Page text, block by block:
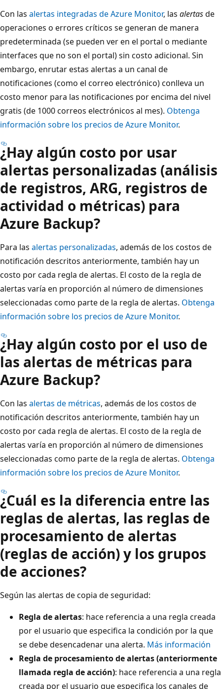
Con las alertas integradas de Azure Monitor, las alertasde
operaciones o errores críticos se generan de manera
predeterminada (se pueden ver en el portal o mediante
interfaces que no son el portal) sin costo adicional. Sin
embargo, enrutar estas alertas a un canal de
notificaciones (como el correo electrónico) conlleva un
costo menor para las notificaciones por encima del nivel
gratis (de 1000 correos electrónicos al mes). Obtenga
información sobre los precios de Azure Monitor.
¿Hay algún costo por usar
alertas personalizadas (análisis
de registros, ARG, registros de
actividad o métricas) para
Azure Backup?
Para las alertas personalizadas, además de los costos de
notificación descritos anteriormente, también hay un
costo por cada regla de alertas. El costo de la regla de
alertas varía en proporción al número de dimensiones
seleccionadas como parte de la regla de alertas. Obtenga
información sobre los precios de Azure Monitor.
¿Hay algún costo por el uso de
las alertas de métricas para
Azure Backup?
Con las alertas de métricas, además de los costos de
notificación descritos anteriormente, también hay un
costo por cada regla de alertas. El costo de la regla de
alertas varía en proporción al número de dimensiones
seleccionadas como parte de la regla de alertas. Obtenga
información sobre los precios de Azure Monitor.
¿Cuál es la diferencia entre las
reglas de alertas, las reglas de
procesamiento de alertas
(reglas de acción) y los grupos
de acciones?
Según las alertas de copia de seguridad:
Regla de alertas: hace referencia a una regla creada
por el usuario que especifica la condición por la que
se debe desencadenar una alerta. Más información
Regla de procesamiento de alertas (anteriormente
llamada regla de acción): hace referencia a una regla
creada por el usuario que especifica los canales de